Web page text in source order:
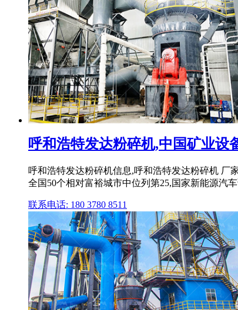
呼和浩特发达粉碎机,中国矿业设
呼和浩特发达粉碎机信息,呼和浩特发达粉碎机 厂
全国50个相对富裕城市中位列第25,国家新能源汽
联系电话: 180 3780 8511